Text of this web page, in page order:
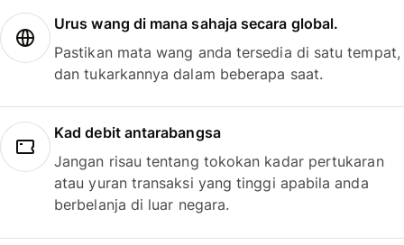
Urus wang di mana sahaja secara global.
Pastikan mata wang anda tersedia di satu tempat,
dan tukarkannya dalam beberapa saat.
Kad debit antarabangsa
Jangan risau tentang tokokan kadar pertukaran
atau yuran transaksi yang tinggi apabila anda
berbelanja di luar negara.